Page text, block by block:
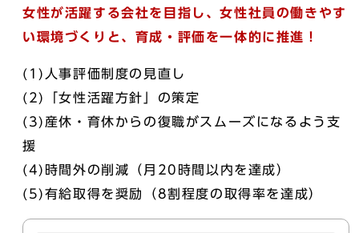
女性が活躍する会社を目指し、女性社員の働きやす
い環境づくりと、育成・評価を一体的に推進！
(1)人事評価制度の見直し
(2)「女性活躍方針」の策定
(3)産休・育休からの復職がスムーズになるよう支
援
(4)時間外の削減（月20時間以内を達成）
(5)有給取得を奨励（8割程度の取得率を達成）